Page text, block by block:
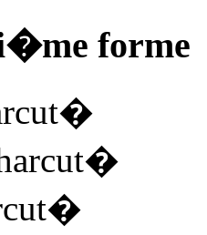
forme
�
�
�